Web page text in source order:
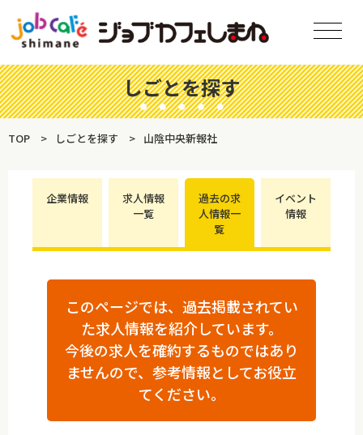
しごとを探す
TOP しごとを探す 山陰中央新報社
企業情報
求人情報
一覧
過去の求
人情報一
覧
イベント
情報
このページでは、過去掲載されてい
た求人情報を紹介しています。
今後の求人を確約するものではあり
ませんので、参考情報としてお役立
てください。